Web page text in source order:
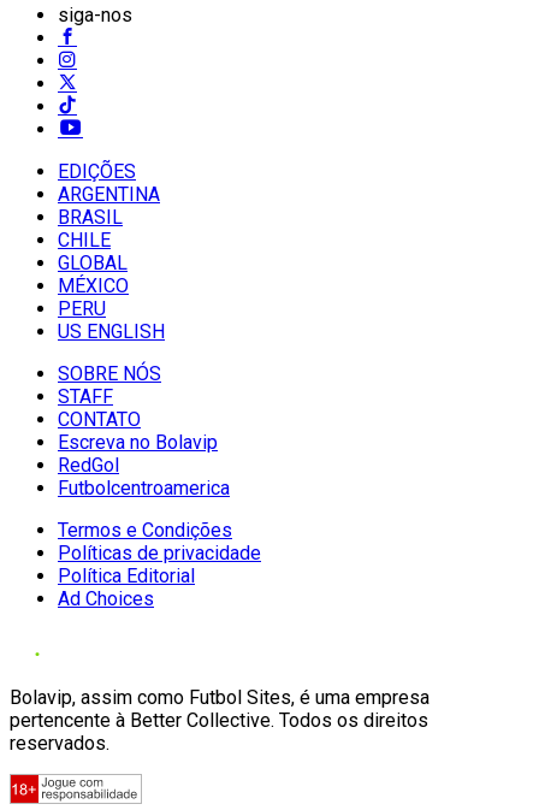
siga-nos
EDIÇÕES
ARGENTINA
BRASIL
CHILE
GLOBAL
MÉXICO
PERU
US ENGLISH
SOBRE NÓS
STAFF
CONTATO
Escreva no Bolavip
RedGol
Futbolcentroamerica
Termos e Condições
Políticas de privacidade
Política Editorial
Ad Choices
Bolavip, assim como Futbol Sites, é uma empresa
pertencente à Better Collective. Todos os direitos
reservados.